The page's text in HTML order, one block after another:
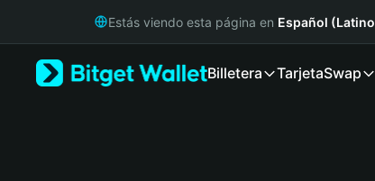
Русский
Estás viendo esta página en Español
Billetera TarjetaSwap